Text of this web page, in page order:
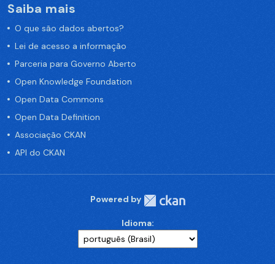
Saiba mais
O que são dados abertos?
Lei de acesso a informação
Parceria para Governo Aberto
Open Knowledge Foundation
Open Data Commons
Open Data Definition
Associação CKAN
API do CKAN
Powered by
Idioma